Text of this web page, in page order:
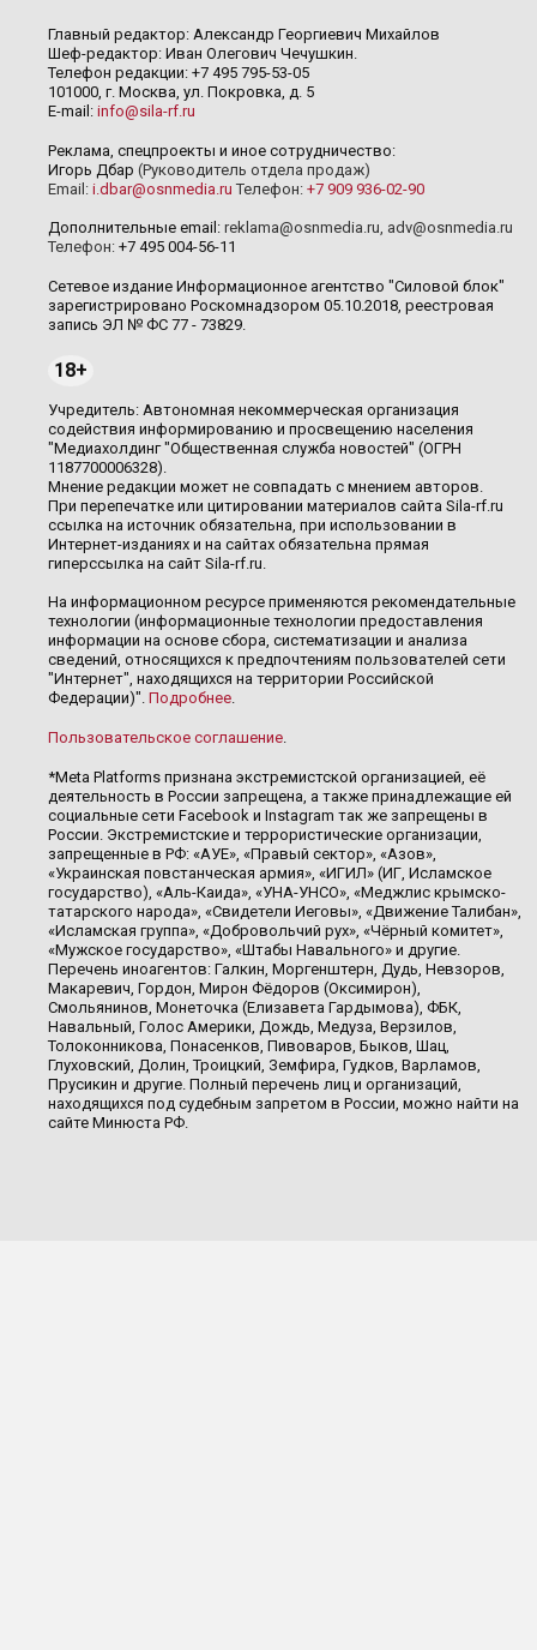
Главный редактор: Александр Георгиевич Михайлов
Шеф-редактор: Иван Олегович Чечушкин.
Телефон редакции: +7 495 795-53-05
101000, г. Москва, ул. Покровка, д. 5
E-mail: info@sila-rf.ru
Реклама, спецпроекты и иное сотрудничество:
Игорь Дбар (Руководитель отдела продаж)
Email: i.dbar@osnmedia.ru Телефон: +7 909 936-02-90
Дополнительные email: reklama@osnmedia.ru, adv@osnmedia.ru
Телефон: +7 495 004-56-11
Сетевое издание Информационное агентство "Силовой блок"
зарегистрировано Роскомнадзором 05.10.2018, реестровая
запись ЭЛ № ФС 77 - 73829.
18+
Учредитель: Автономная некоммерческая организация
содействия информированию и просвещению населения
"Медиахолдинг "Общественная служба новостей" (ОГРН
1187700006328).
Мнение редакции может не совпадать с мнением авторов.
При перепечатке или цитировании материалов сайта Sila-rf.ru
ссылка на источник обязательна, при использовании в
Интернет-изданиях и на сайтах обязательна прямая
гиперссылка на сайт Sila-rf.ru.
На информационном ресурсе применяются рекомендательные
технологии (информационные технологии предоставления
информации на основе сбора, систематизации и анализа
сведений, относящихся к предпочтениям пользователей сети
"Интернет", находящихся на территории Российской
Федерации)". Подробнее.
Пользовательское соглашение.
*Meta Platforms признана экстремистской организацией, её
деятельность в России запрещена, а также принадлежащие ей
социальные сети Facebook и Instagram так же запрещены в
России. Экстремистские и террористические организации,
запрещенные в РФ: «АУЕ», «Правый сектор», «Азов»,
«Украинская повстанческая армия», «ИГИЛ» (ИГ, Исламское
государство), «Аль-Каида», «УНА-УНСО», «Меджлис крымско-
татарского народа», «Свидетели Иеговы», «Движение Талибан»,
«Исламская группа», «Добровольчий рух», «Чёрный комитет»,
«Мужское государство», «Штабы Навального» и другие.
Перечень иноагентов: Галкин, Моргенштерн, Дудь, Невзоров,
Макаревич, Гордон, Мирон Фёдоров (Оксимирон),
Смольянинов, Монеточка (Елизавета Гардымова), ФБК,
Навальный, Голос Америки, Дождь, Медуза, Верзилов,
Толоконникова, Понасенков, Пивоваров, Быков, Шац,
Глуховский, Долин, Троицкий, Земфира, Гудков, Варламов,
Прусикин и другие. Полный перечень лиц и организаций,
находящихся под судебным запретом в России, можно найти на
сайте Минюста РФ.